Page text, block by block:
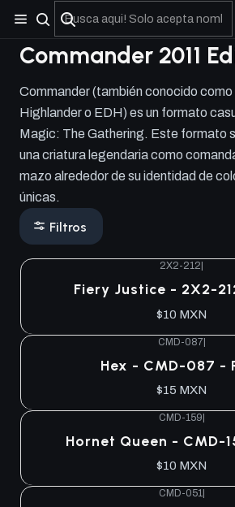
No olviden reportar sus depositos y
Commander 2011
Commander (también conocido
Highlander o EDH) es un formato
Magic: The Gathering. Este formato
una criatura legendaria como
mazo alrededor de su identidad de
únicas.
Filtros
2X2-212
Fiery Justice - 2X2-
$10 MXN
CMD-087|
Hex - CMD-087 -
$15 MXN
CMD-159
Hornet Queen - CMD-
$10 MXN
CMD-051|